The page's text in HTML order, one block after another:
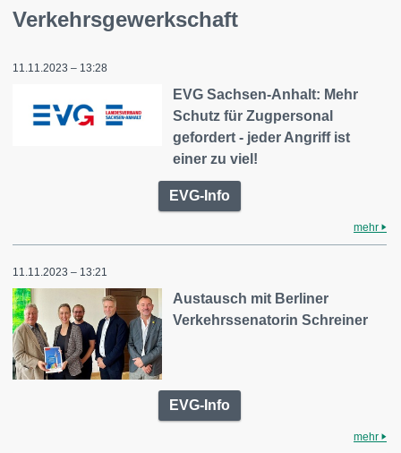
Verkehrsgewerkschaft
11.11.2023 – 13:28
EVG Sachsen-Anhalt: Mehr
Schutz für Zugpersonal
gefordert - jeder Angriff ist
einer zu viel!
EVG-Info
mehr
11.11.2023 – 13:21
Austausch mit Berliner
Verkehrssenatorin Schreiner
EVG-Info
mehr